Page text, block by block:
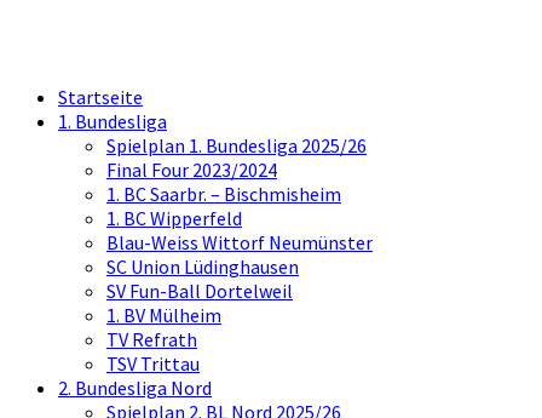
Startseite
1. Bundesliga
Spielplan 1. Bundesliga 2025/26
Final Four 2023/2024
1. BC Saarbr. – Bischmisheim
1. BC Wipperfeld
Blau-Weiss Wittorf Neumünster
SC Union Lüdinghausen
SV Fun-Ball Dortelweil
1. BV Mülheim
TV Refrath
TSV Trittau
2. Bundesliga Nord
Spielplan 2. BL Nord 2025/26